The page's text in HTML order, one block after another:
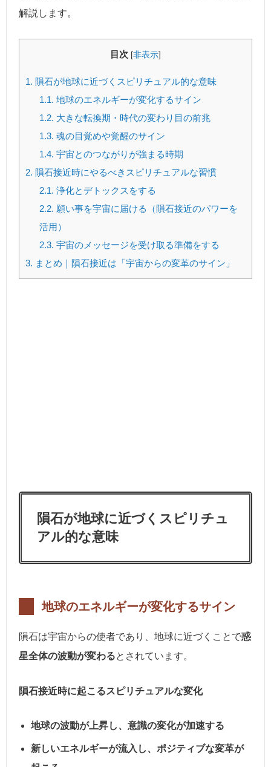
解説します。
目次 [非表示]
1. 隕石が地球に近づくスピリチュアル的な意味
1.1. 地球のエネルギーが変化するサイン
1.2. 大きな転換期・時代の変わり目の前兆
1.3. 魂の目覚めや覚醒のサイン
1.4. 宇宙とのつながりが強まる時期
2. 隕石接近時にやるべきスピリチュアルな習慣
2.1. 浄化とデトックスをする
2.2. 願い事を宇宙に届ける（隕石接近のパワーを
活用）
2.3. 宇宙のメッセージを受け取る準備をする
3. まとめ｜隕石接近は「宇宙からの変革のサイン」
隕石が地球に近づくスピリチュ
アル的な意味
地球のエネルギーが変化するサイン
隕石は宇宙からの使者であり、地球に近づくことで惑
星全体の波動が変わるとされています。
隕石接近時に起こるスピリチュアルな変化
地球の波動が上昇し、意識の変化が加速する
新しいエネルギーが流入し、ポジティブな変革が